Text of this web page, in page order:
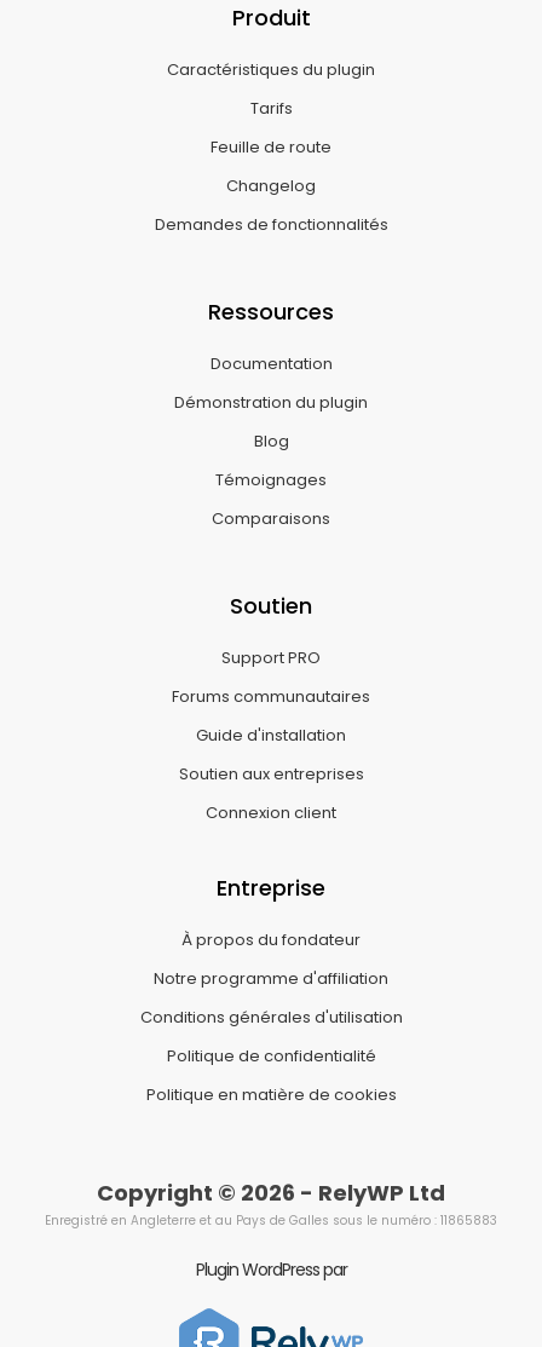
Produit
Caractéristiques du plugin
Tarifs
Feuille de route
Changelog
Demandes de fonctionnalités
Ressources
Documentation
Démonstration du plugin
Blog
Témoignages
Comparaisons
Soutien
Support PRO
Forums communautaires
Guide d'installation
Soutien aux entreprises
Connexion client
Entreprise
À propos du fondateur
Notre programme d'affiliation
Conditions générales d'utilisation
Politique de confidentialité
Politique en matière de cookies
Copyright © 2026 - RelyWP Ltd
Enregistré en Angleterre et au Pays de Galles sous le numéro : 11865883
Plugin WordPress par